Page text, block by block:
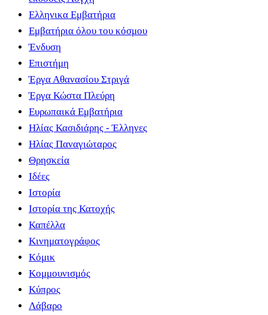
Ελληνικα Εμβατήρια
Εμβατήρια όλου του κόσμου
Ένδυση
Επιστήμη
Έργα Αθανασίου Στριγά
Έργα Κώστα Πλεύρη
Ευρωπαικά Εμβατήρια
Ηλίας Κασιδιάρης - Έλληνες
Ηλίας Παναγιώταρος
Θρησκεία
Ιδέες
Ιστορία
Ιστορία της Κατοχής
Καπέλλα
Κινηματογράφος
Κόμικ
Κομμουνισμός
Κύπρος
Λάβαρο